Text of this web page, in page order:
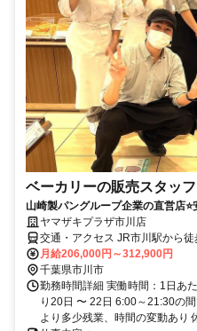
ベーカリーの販売スタッフ
山崎製パングループ企業の直営店
ヤマザキプラザ市川店
交通・アクセス JR市川駅から徒
月給206,000円～312,900円
千葉県市川市
勤務時間詳細 実働時間：1日あ
り20日 〜 22日 6:00～21:30の
より多少残業、時間の変動あり